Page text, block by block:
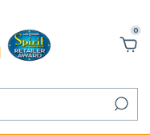
0